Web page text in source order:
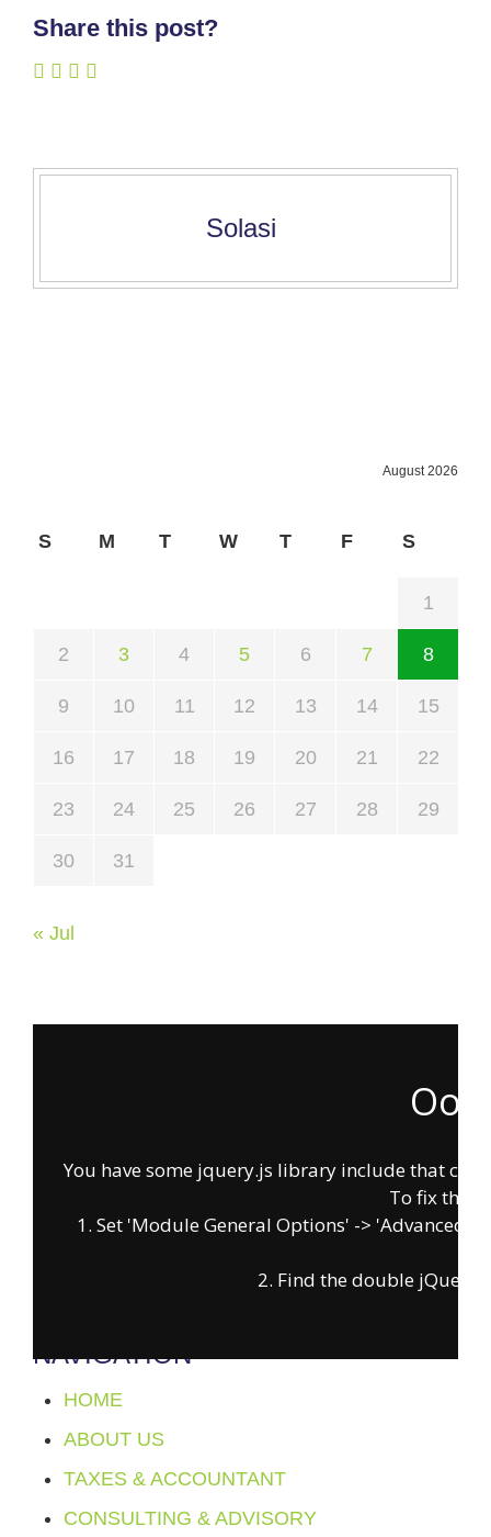
Share this post?
Solasi
August 2026
S M T W T F S
1
2 3 4 5 6 7 8
9 10 11 12 13 14 15
16 17 18 19 20 21 22
23 24 25 26 27 28 29
30 31
« Jul
You have some jquery.js library include that
To fix this,
1. Set 'Module General Options' -> 'Advanced' -
2. Find the double
FOLLOW US
youtube
NAVIGATION
HOME
ABOUT US
TAXES & ACCOUNTANT
CONSULTING & ADVISORY